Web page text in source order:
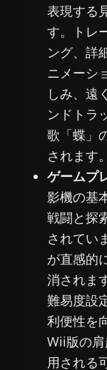
表現する
す。トレ
ング、詳
ニメーシ
しみ、遠
ンドトラ
歌「蝶」
されます。
ゲームプ
影機の基
戦闘と探
されてい
が直感的
消されま
難易度設
利便性を
Wii版の
用される